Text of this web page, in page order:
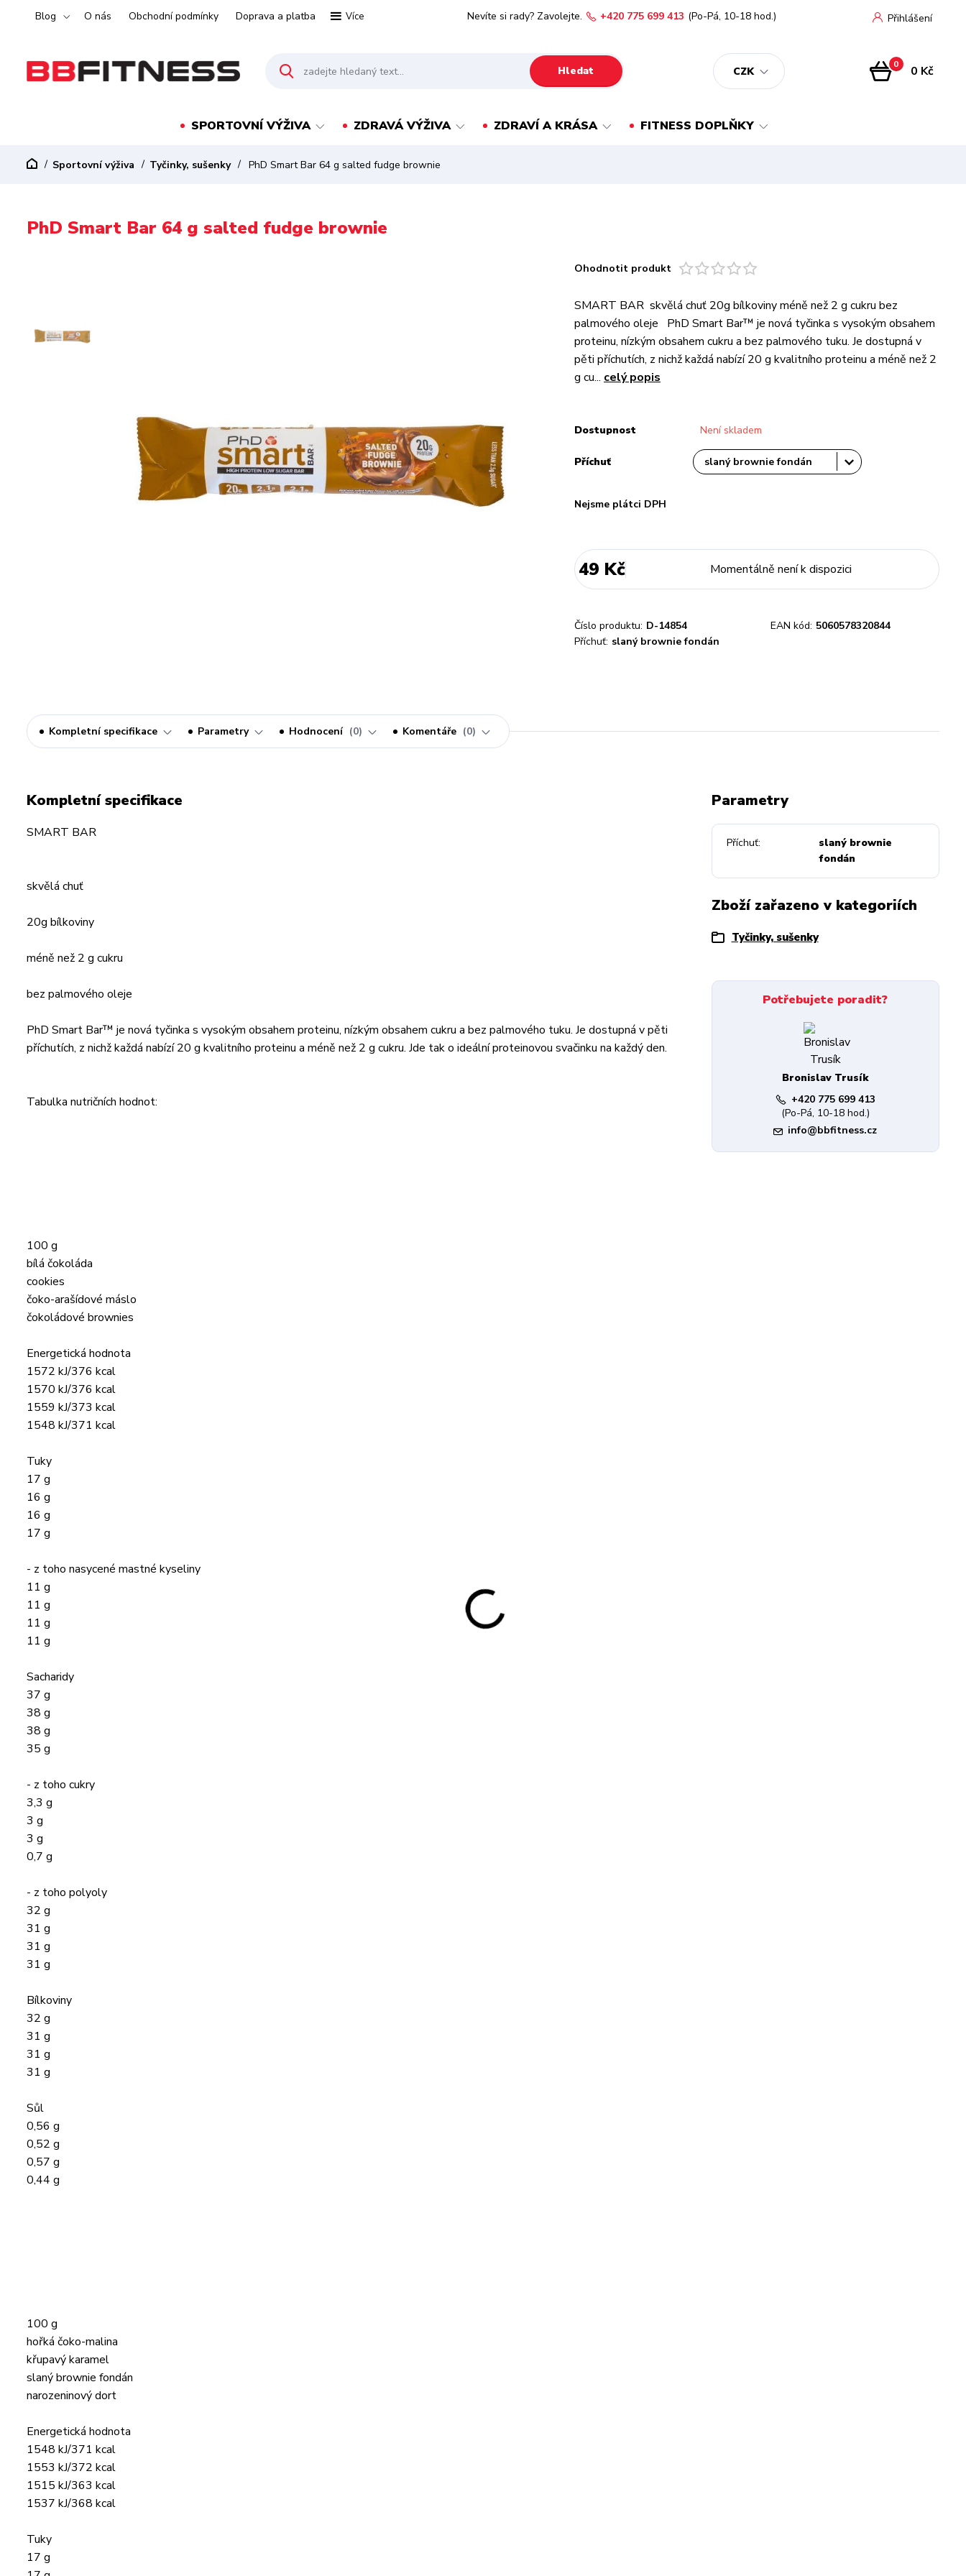
Blog O nás Obchodní podmínky Doprava a platba Více
CZK
Přihlášení
Hledat
Nevíte si rady? Zavolejte. +420 775 699 413 (Po-Pá, 10-18 hod.)
0 0 Kč
SPORTOVNÍ VÝŽIVA ZDRAVÁ VÝŽIVA ZDRAVÍ A KRÁSA FITNESS DOPLŇKY
Sportovní výživa Tyčinky, sušenky PhD Smart Bar 64 g salted fudge brownie
PhD Smart Bar 64 g salted fudge brownie
Ohodnotit produkt
SMART BAR skvělá chuť 20g bílkoviny méně než 2 g cukru bez
palmového oleje PhD Smart Bar™ je nová tyčinka s vysokým obsahem
proteinu, nízkým obsahem cukru a bez palmového tuku. Je dostupná v
pěti příchutích, z nichž každá nabízí 20 g kvalitního proteinu a méně než 2
g cu... celý popis
Dostupnost Není skladem
Příchuť
Nejsme plátci DPH
49 Kč Momentálně není k dispozici
Číslo produktu: D-14854 EAN kód: 5060578320844
Příchuť: slaný brownie fondán
Kompletní specifikace Parametry Hodnocení 0 Komentáře 0
Kompletní specifikace
SMART BAR
skvělá chuť
20g bílkoviny
méně než 2 g cukru
bez palmového oleje
PhD Smart Bar™ je nová tyčinka s vysokým obsahem proteinu, nízkým obsahem cukru a bez palmového tuku. Je dostupná v pěti
příchutích, z nichž každá nabízí 20 g kvalitního proteinu a méně než 2 g cukru. Jde tak o ideální proteinovou svačinku na každý den.
Tabulka nutričních hodnot:
100 g
bílá čokoláda
cookies
čoko-arašídové máslo
čokoládové brownies
Energetická hodnota
1572 kJ/376 kcal
1570 kJ/376 kcal
1559 kJ/373 kcal
1548 kJ/371 kcal
Tuky
17 g
16 g
16 g
17 g
- z toho nasycené mastné kyseliny
11 g
11 g
11 g
11 g
Sacharidy
37 g
38 g
38 g
35 g
- z toho cukry
3,3 g
3 g
3 g
0,7 g
- z toho polyoly
32 g
31 g
31 g
31 g
Bílkoviny
32 g
31 g
31 g
31 g
Sůl
0,56 g
0,52 g
0,57 g
0,44 g
100 g
hořká čoko-malina
křupavý karamel
slaný brownie fondán
narozeninový dort
Energetická hodnota
1548 kJ/371 kcal
1553 kJ/372 kcal
1515 kJ/363 kcal
1537 kJ/368 kcal
Tuky
17 g
Parametry
Příchuť
slaný brownie
fondán
Zboží zařazeno v kategoriích
Tyčinky, sušenky
Potřebujete poradit?
Bronislav Trusík
+420 775 699 413
(Po-Pá, 10-18 hod.)
info@bbfitness.cz